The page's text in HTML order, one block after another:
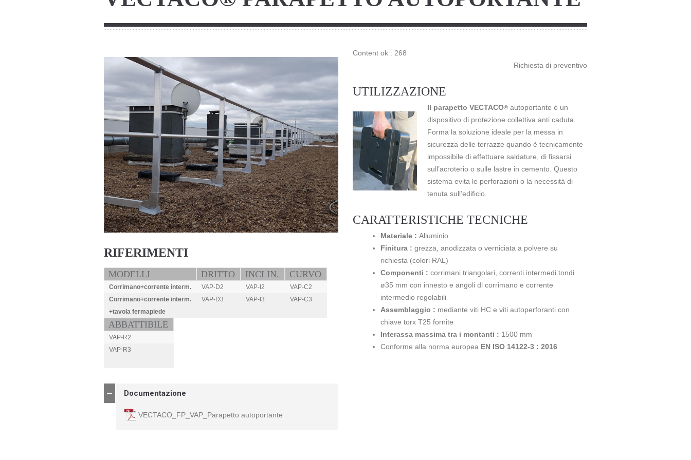
Content ok : 268
RIFERIMENTI
MODELLI
Corrimano+corrente interm.
Corrimano+corrente interm.
+tavola fermapiede
DRITTO
VAP-D2
VAP-D3
INCLIN.
VAP-I2
VAP-I3
CURVO
VAP-C2
VAP-C3
ABBATTIBILE
VAP-R2
VAP-R3
Documentazione
VECTACO_FP_VAP_Parapetto autoportante
Richiesta di preventivo
UTILIZZAZIONE
Il parapetto VECTACO® autoportante è un
dispositivo di protezione collettiva anti caduta.
Forma la soluzione ideale per la messa in
sicurezza delle terrazze quando è tecnicamente
impossibile di effettuare saldature, di fissarsi
sull’acroterio o sulle lastre in cemento. Questo
sistema evita le perforazioni o la necessità di
tenuta sull’edificio.
CARATTERISTICHE TECNICHE
Materiale :Alluminio
Finitura :grezza, anodizzata o verniciata a polvere su
richiesta (colori RAL)
Componenti :corrimani triangolari, correnti intermedi tondi
ø35 mm con innesto e angoli di corrimano e corrente
intermedio regolabili
Assemblaggio : mediante viti HC e viti autoperforanti con
chiave torx T25 fornite
Interassa massima tra i montanti : 1500 mm
Conforme alla norma europea EN ISO 14122-3 : 2016